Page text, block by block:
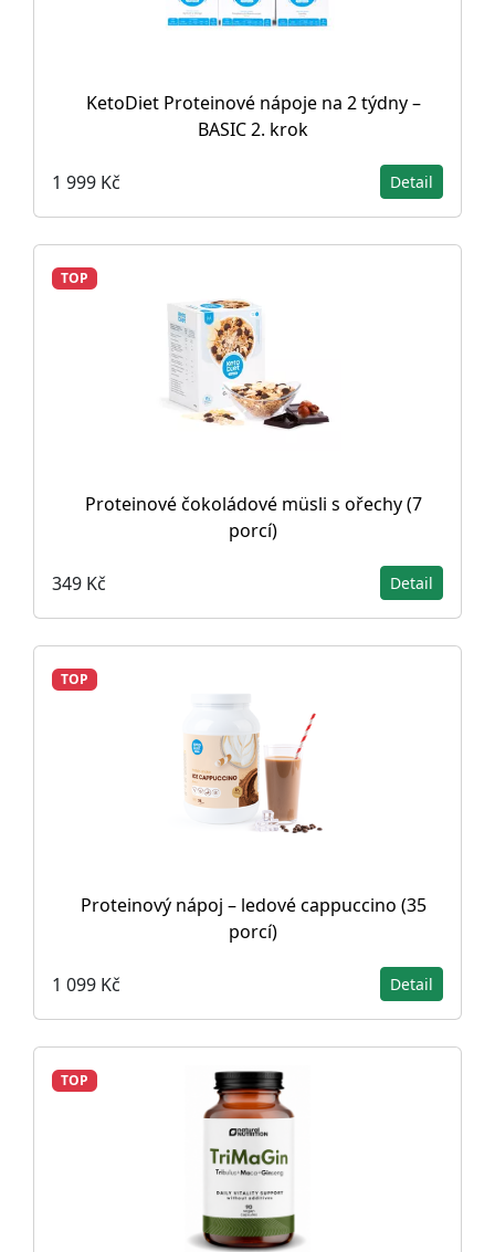
KetoDiet Proteinové nápoje na 2 týdny –
BASIC 2. krok
1 999 Kč Detail
TOP
Proteinové čokoládové müsli s ořechy (7
porcí)
349 Kč Detail
TOP
Proteinový nápoj – ledové cappuccino (35
porcí)
1 099 Kč Detail
TOP